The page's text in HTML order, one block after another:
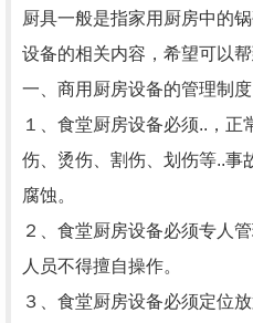
厨具一般是指家用厨房中的
设备的相关内容，希望可以帮
一、商用厨房设备的管理制度
１、食堂厨房设备必须..，
伤、烫伤、割伤、划伤等..事
腐蚀。
２、食堂厨房设备必须专人
人员不得擅自操作。
３、食堂厨房设备必须定位